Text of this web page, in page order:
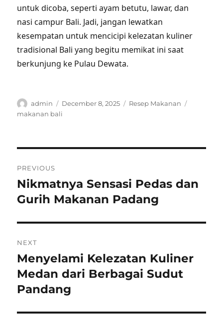
untuk dicoba, seperti ayam betutu, lawar, dan
nasi campur Bali. Jadi, jangan lewatkan
kesempatan untuk mencicipi kelezatan kuliner
tradisional Bali yang begitu memikat ini saat
berkunjung ke Pulau Dewata.
Author
admin
Posted
on
December 8, 2025 Categories
Resep Makanan
makanan bali
navigation
PREVIOUS
Previous
post:
Nikmatnya Sensasi Pedas dan
Gurih Makanan Padang
NEXT
Next
post:
Menyelami Kelezatan Kuliner
Medan dari Berbagai Sudut
Pandang